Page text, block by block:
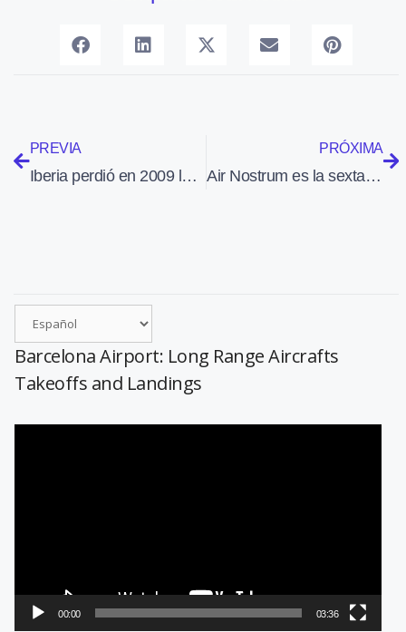
PREVIA
Iberia perdió en 2009 la cifra récord de 273 millones de euros
PRÓXIMA
Air Nostrum es la sexta aerolínea más puntual del mundo
Barcelona Airport: Long Range Aircrafts
Takeoffs and Landings
00:00 03:36